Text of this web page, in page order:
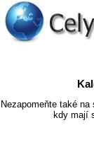
Nezapomeňte také
kdy mají